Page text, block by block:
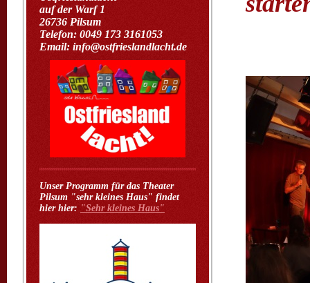
auf der Warf 1
26736 Pilsum
Telefon: 0049 173 3161053
Email: info@ostfrieslandlacht.de
Unser Programm für das Theater
Pilsum "sehr kleines Haus" findet
hier hier: "Sehr kleines Haus"